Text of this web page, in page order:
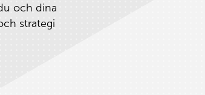
och dina
strategi